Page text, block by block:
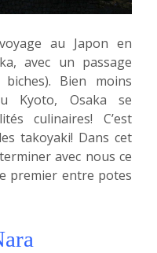
au Japon en
avec un passage
Bien moins
Kyoto, Osaka se
culinaires! C’est
takoyaki! Dans cet
avec nous ce
premier entre potes